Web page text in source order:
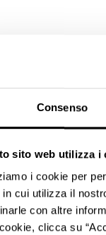
Consenso
sito web utilizza i
i cookie per
in cui utilizza il
con altre
clicca su
forma attorno a
con
dei pazienti,
livein un
del
con